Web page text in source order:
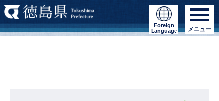
Foreign
Language
メニュー